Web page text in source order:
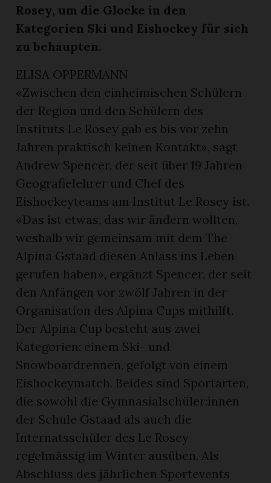
Rosey, um die Glocke in den
Kategorien Ski und Eishockey für sich
zu behaupten.
ELISA OPPERMANN
«Zwischen den einheimischen Schülern
der Region und den Schülern des
Instituts Le Rosey gab es bis vor zehn
Jahren praktisch keinen Kontakt», sagt
Andrew Spencer, der seit über 19 Jahren
Geografielehrer und Chef des
Eishockeyteams am Institut Le Rosey ist.
«Das ist etwas, das wir ändern wollten,
weshalb wir gemeinsam mit dem The
Alpina Gstaad diesen Anlass ins Leben
gerufen haben», ergänzt Spencer, der seit
den Anfängen vor zwölf Jahren in der
Organisation des Alpina Cups mithilft.
Der Alpina Cup besteht aus zwei
Kategorien: einem Ski- und
Snowboardrennen, gefolgt von einem
Eishockeymatch. Beides sind Sportarten,
die sowohl die Gymnasialschüler:innen
der Schule Gstaad als auch die
Internatsschüler des Le Rosey
regelmässig im Winter ausüben. Als
Abschluss des jährlichen Sportevents